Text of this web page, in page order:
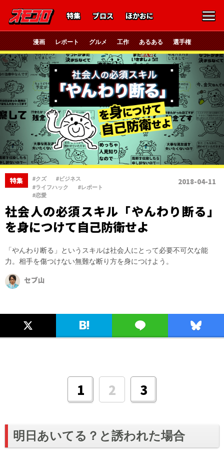
特集 ブロス ほかおに
漫画 レポート グルメ 工作 あるある 選手権
特集 #クズ #ビジネス
#ライフハック #レポート
#恋愛
2018-04-11
社会人の必須スキル「やんわり断る」
を身につけて自己防衛せよ
「やんわり断る」というスキルは社会人にとって必要不可欠な能
力。相手を傷つけない無難な断り方を身につけよう。
セブ山
1 2 3
明日あいてる？と誘われた場合